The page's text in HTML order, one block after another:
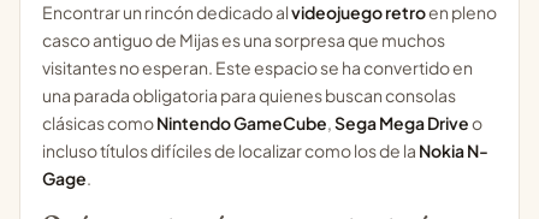
Encontrar un rincón dedicado alvideojuego retroen pleno
casco antiguo de Mijas es una sorpresa que muchos
visitantes no esperan. Este espacio se ha convertido en
una parada obligatoria para quienes buscan consolas
clásicas comoNintendo GameCube,Sega Mega Driveo
incluso títulos difíciles de localizar como los de la Nokia N-
Gage.